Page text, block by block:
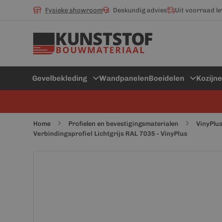
Fysieke showroom Deskundig advies Uit voorraad
Gevelbekleding WandpanelenBoeidelen
Home Profielen en bevestigingsmaterialen
Verbindingsprofiel Lichtgrijs RAL 7035 - VinyPlus